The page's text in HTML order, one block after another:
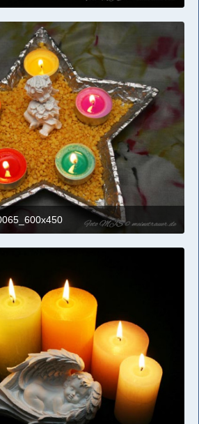
um 11:09
um 11:09